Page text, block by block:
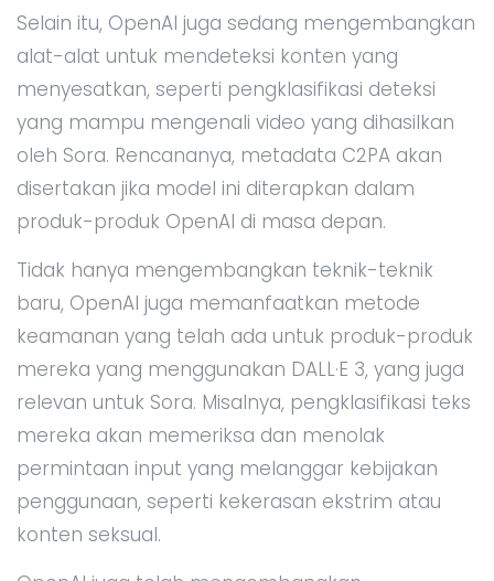
Selain itu, OpenAI juga sedang mengembangkan
alat-alat untuk mendeteksi konten yang
menyesatkan, seperti pengklasifikasi deteksi
yang mampu mengenali video yang dihasilkan
oleh Sora. Rencananya, metadata C2PA akan
disertakan jika model ini diterapkan dalam
produk-produk OpenAI di masa depan.
Tidak hanya mengembangkan teknik-teknik
baru, OpenAI juga memanfaatkan metode
keamanan yang telah ada untuk produk-produk
mereka yang menggunakan DALL·E 3, yang juga
relevan untuk Sora. Misalnya, pengklasifikasi teks
mereka akan memeriksa dan menolak
permintaan input yang melanggar kebijakan
penggunaan, seperti kekerasan ekstrim atau
konten seksual.